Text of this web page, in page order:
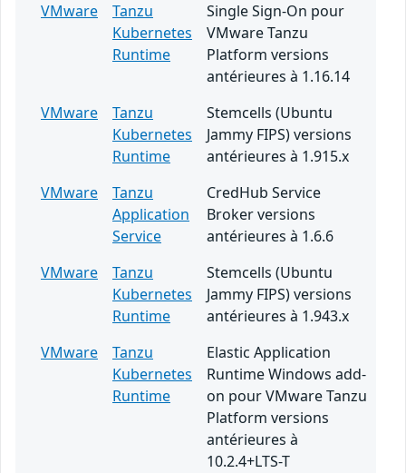
VMware
Tanzu
Kubernetes
Runtime
Single Sign-On pour
VMware Tanzu
Platform versions
antérieures à 1.16.14
VMware
Tanzu
Kubernetes
Runtime
Stemcells (Ubuntu
Jammy FIPS) versions
antérieures à 1.915.x
VMware
Tanzu
Application
Service
CredHub Service
Broker versions
antérieures à 1.6.6
VMware
Tanzu
Kubernetes
Runtime
Stemcells (Ubuntu
Jammy FIPS) versions
antérieures à 1.943.x
VMware
Tanzu
Kubernetes
Runtime
Elastic Application
Runtime Windows add-
on pour VMware Tanzu
Platform versions
antérieures à
10.2.4+LTS-T